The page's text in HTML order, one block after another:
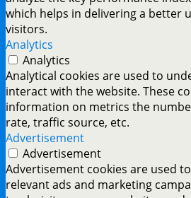
which helps in delivering a better
visitors.
Analytics
Analytics
Analytical cookies are used to
interact with the website. These
information on metrics the
rate, traffic source, etc.
Advertisement
Advertisement
Advertisement cookies are used
relevant ads and marketing